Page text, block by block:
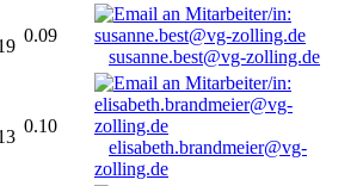
0.09
susanne.best@vg-zolling.de
0.10
elisabeth.brandmeier@vg-
zolling.de